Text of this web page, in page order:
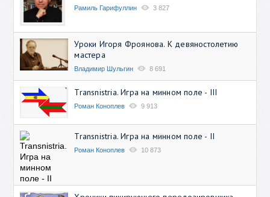
Рамиль Гарифуллин 3 827
Уроки Игоря Фроянова. К девяностолетию
мастера
Владимир Шульгин 8 691
Transnistria. Игра на минном поле - III
Роман Коноплев 9 913
Transnistria. Игра на минном поле - II
Роман Коноплев 10 873